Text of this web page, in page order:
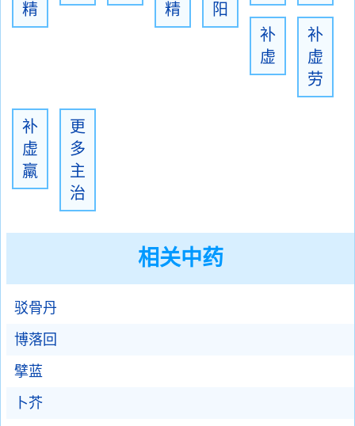
精
精
阳
补
虚
补
虚
劳
补
虚
羸
更
多
主
治
相关中药
驳骨丹
博落回
擘蓝
卜芥